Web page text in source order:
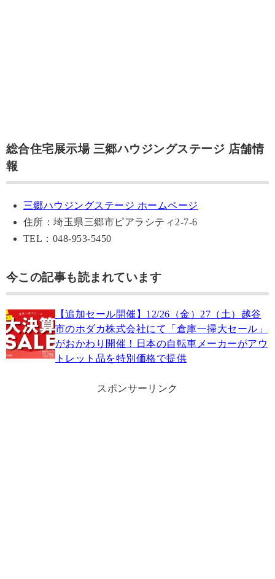
総合住宅展示場 三郷ハウジングステージ 店舗情
報
三郷ハウジングステージ ホームページ
住所：埼玉県三郷市ピアラシティ2-7-6
TEL：048-953-5450
今この記事も読まれています
【追加セール開催】12/26（金）27（土）越谷
市のホダカ株式会社にて「倉庫一掃大セール」
がおかわり開催！日本の自転車メーカーがアウ
トレット品を特別価格で提供
スポンサーリンク